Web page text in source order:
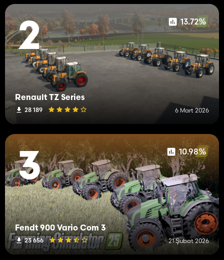
2 13.72%
Renault TZ Series
28 189 6 Mart 2026
3 10.98%
Fendt 900 Vario Com 3
23 656 21 Şubat 2026